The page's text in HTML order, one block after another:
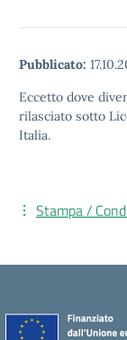
Pubblicato:
Eccetto dove
rilasciato sotto
Italia.
Stampa /